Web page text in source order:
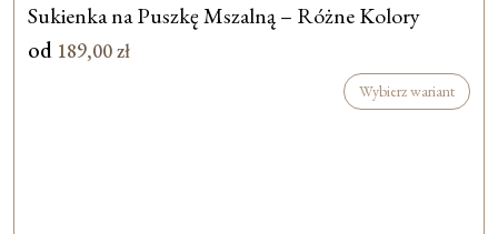
Sukienka na Puszkę Mszalną – Różne Kolory
od 189,00zł
Wybierz wariant